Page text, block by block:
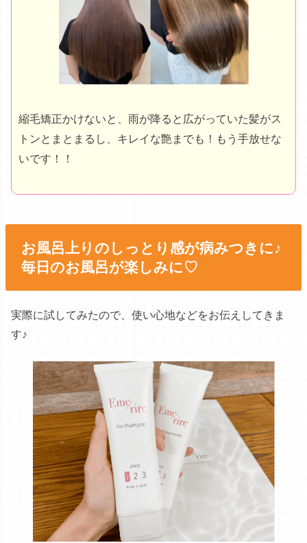
トンとまとまるし、キレイな艶までも！もう手放せな
いです！！
お風呂上りのしっとり感が病みつきに♪
毎日のお風呂が楽しみに♡
実際に試してみたので、使い心地などをお伝えしてきま
まずシンプルな容器がおしゃれ！Made in Japanもポイン
ト高いです。